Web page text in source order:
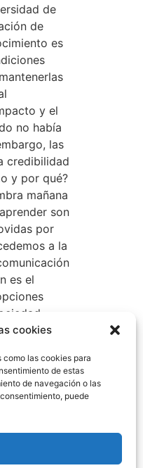
cookies
las cookies para
de estas
de navegación o las
puede
de
de
es
y el
no había
las
credibilidad
y por qué?
mañana
son
por
a la
es el
El
lo que se
mayor
y de
Es
espacios,